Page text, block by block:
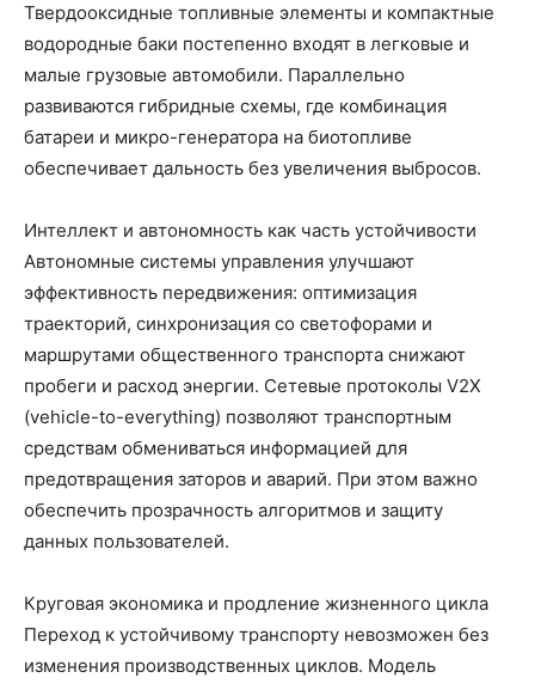
Твердооксидные топливные элементы и компактные
водородные баки постепенно входят в легковые и
малые грузовые автомобили. Параллельно
развиваются гибридные схемы, где комбинация
батареи и микро-генератора на биотопливе
обеспечивает дальность без увеличения выбросов.
Интеллект и автономность как часть устойчивости
Автономные системы управления улучшают
эффективность передвижения: оптимизация
траекторий, синхронизация со светофорами и
маршрутами общественного транспорта снижают
пробеги и расход энергии. Сетевые протоколы V2X
(vehicle-to-everything) позволяют транспортным
средствам обмениваться информацией для
предотвращения заторов и аварий. При этом важно
обеспечить прозрачность алгоритмов и защиту
данных пользователей.
Круговая экономика и продление жизненного цикла
Переход к устойчивому транспорту невозможен без
изменения производственных циклов. Модель